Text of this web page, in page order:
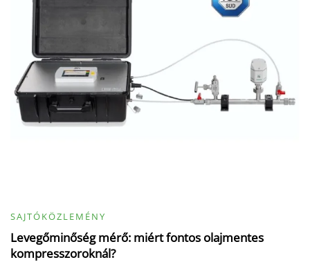
SAJTÓKÖZLEMÉNY
Levegőminőség mérő: miért fontos olajmentes
kompresszoroknál?